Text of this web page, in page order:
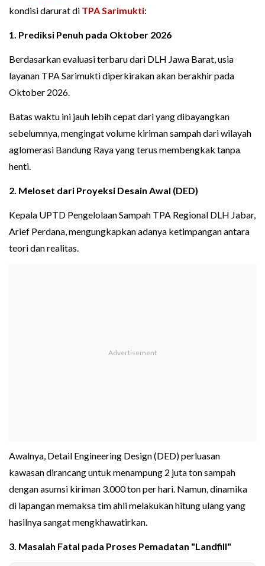
kondisi darurat di TPA Sarimukti:
1. Prediksi Penuh pada Oktober 2026
Berdasarkan evaluasi terbaru dari DLH Jawa Barat, usia
layanan TPA Sarimukti diperkirakan akan berakhir pada
Oktober 2026.
Batas waktu ini jauh lebih cepat dari yang dibayangkan
sebelumnya, mengingat volume kiriman sampah dari wilayah
aglomerasi Bandung Raya yang terus membengkak tanpa
henti.
2. Meloset dari Proyeksi Desain Awal (DED)
Kepala UPTD Pengelolaan Sampah TPA Regional DLH Jabar,
Arief Perdana, mengungkapkan adanya ketimpangan antara
teori dan realitas.
Awalnya, Detail Engineering Design (DED) perluasan
kawasan dirancang untuk menampung 2 juta ton sampah
dengan asumsi kiriman 3.000 ton per hari. Namun, dinamika
di lapangan memaksa tim ahli melakukan hitung ulang yang
hasilnya sangat mengkhawatirkan.
3. Masalah Fatal pada Proses Pemadatan "Landfill"